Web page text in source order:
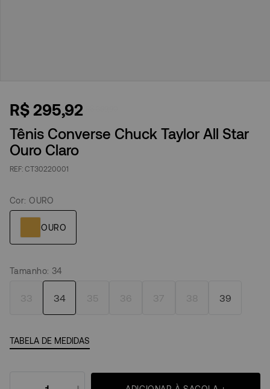
R$295,92
Tênis Converse Chuck Taylor All Star
Ouro Claro
CT30220001
Cor: OURO
Tamanho: 34
33 34 35 36 37 38 39
TABELA DE MEDIDAS